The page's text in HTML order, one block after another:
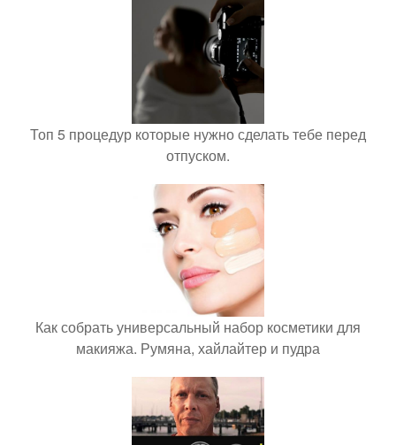
Топ 5 процедур которые нужно сделать тебе перед
отпуском.
Как собрать универсальный набор косметики для
макияжа. Румяна, хайлайтер и пудра